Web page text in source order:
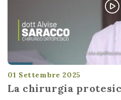
01 Settembre 2025
La chirurgia